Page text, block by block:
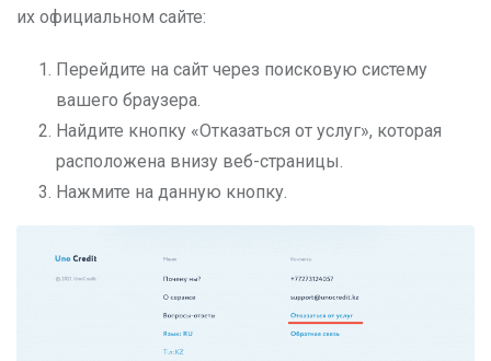
их официальном сайте:
Перейдите на сайт через поисковую систему
вашего браузера.
Найдите кнопку «Отказаться от услуг», которая
расположена внизу веб-страницы.
Нажмите на данную кнопку.